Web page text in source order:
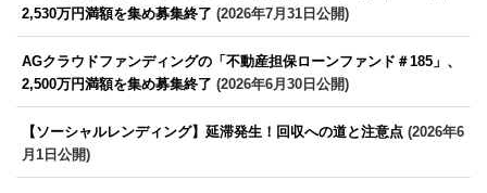
2,530万円満額を集め募集終了 (2026年7月31日公開)
AGクラウドファンディングの「不動産担保ローンファンド＃185」、
2,500万円満額を集め募集終了 (2026年6月30日公開)
【ソーシャルレンディング】延滞発生！回収への道と注意点 (2026年6
月1日公開)